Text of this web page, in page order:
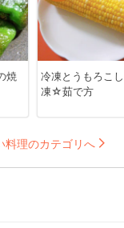
焼
冷凍とうもろこ
凍☆茹で方
料理のカテゴリへ